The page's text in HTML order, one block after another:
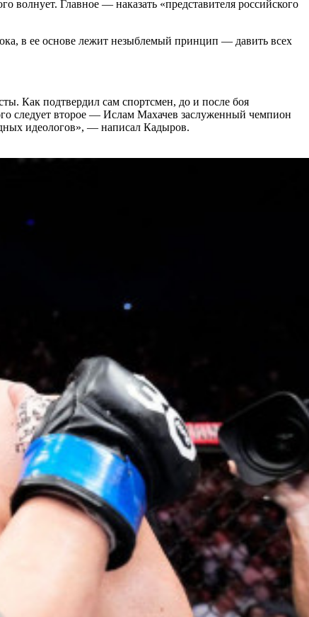
волнует. Главное — наказать «представителя российского
в ее основе лежит незыблемый принцип — давить всех
Как подтвердил сам спортсмен, до и после боя
следует второе — Ислам Махачев заслуженный чемпион
идеологов», — написал Кадыров.